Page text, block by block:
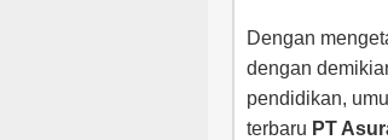
Dengan
dengan
pendidikan,
terbaru PT